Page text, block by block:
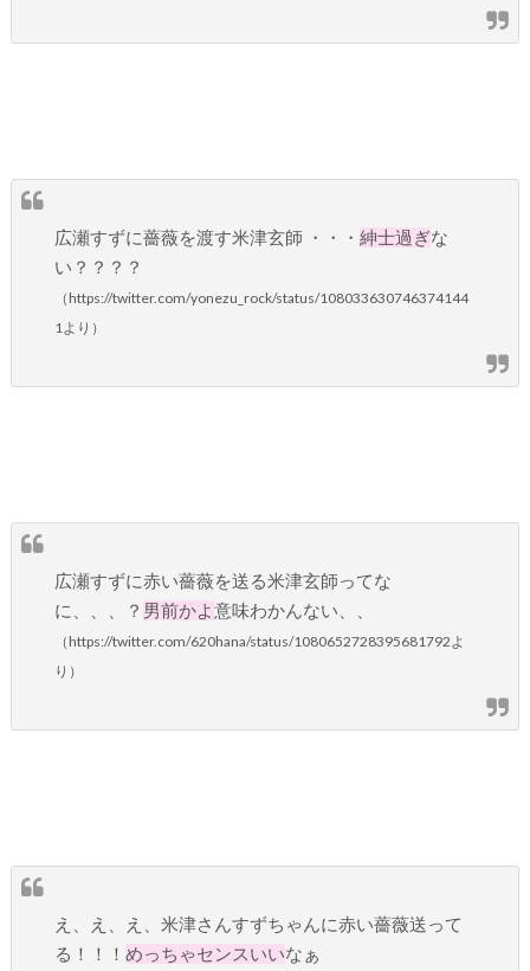
広瀬すずに薔薇を渡す米津玄師 ・・・紳士過ぎな
い？？？？
（https://twitter.com/yonezu_rock/status/108033630746374144
1より）
広瀬すずに赤い薔薇を送る米津玄師ってな
に、、、？ 男前かよ意味わかんない、、
（https://twitter.com/620hana/status/1080652728395681792よ
り）
え、え、え、米津さんすずちゃんに赤い薔薇送って
る！！！めっちゃセンスいいなぁ